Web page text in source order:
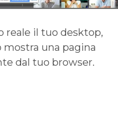
reale il tuo desktop,
una pagina
dal tuo browser.